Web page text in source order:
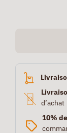
d’achat
10%